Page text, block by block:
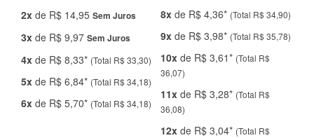
2x de R$ 14,95 Sem Juros
3x de R$ 9,97 Sem Juros
4x de R$ 8,33* (Total R$ 33,30)
5x de R$ 6,84* (Total R$ 34,18)
6x de R$ 5,70* (Total R$ 34,18)
8x de R$ 4,36* (Total R$ 34,90)
9x de R$ 3,98* (Total R$ 35,78)
10x de R$ 3,61* (Total R$
36,07)
11x de R$ 3,28* (Total R$
36,08)
12x de R$ 3,04* (Total R$